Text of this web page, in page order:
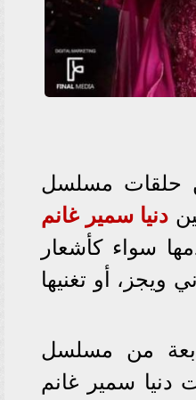
حلقات مسلسل
دنيا سمير غانم
سواء كأشعار
ويجز، أو تغنيها
من مسلسل
سمير غانم